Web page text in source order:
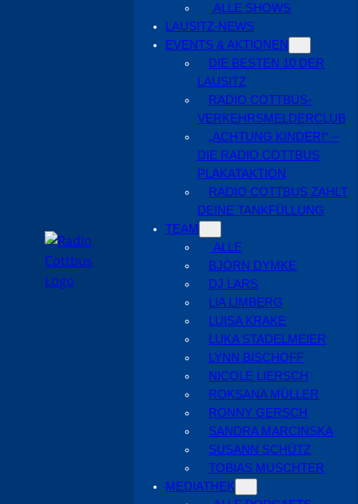
ALLE SHOWS
LAUSITZ-NEWS
EVENTS & AKTIONEN
DIE BESTEN 10 DER
LAUSITZ
RADIO COTTBUS-
VERKEHRSMELDERCLUB
„ACHTUNG KINDER!“ –
DIE RADIO COTTBUS
PLAKATAKTION
RADIO COTTBUS ZAHLT
DEINE TANKFÜLLUNG
TEAM
ALLE
BJÖRN DYMKE
DJ LARS
LIA LIMBERG
LUISA KRAKE
LUKA STADELMEIER
LYNN BISCHOFF
NICOLE LIERSCH
ROKSANA MÜLLER
RONNY GERSCH
SANDRA MARCINSKA
SUSANN SCHÜTZ
TOBIAS MUSCHTER
MEDIATHEK